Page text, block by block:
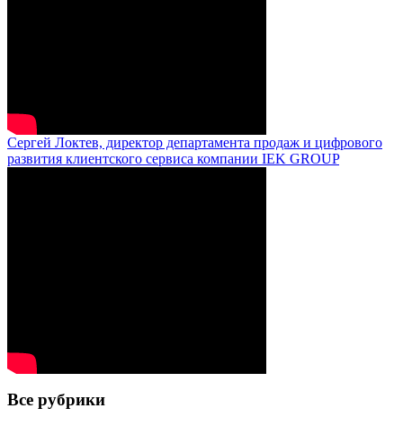
Сергей Локтев, директор департамента продаж и цифрового
развития клиентского сервиса компании IEK GROUP
Все рубрики